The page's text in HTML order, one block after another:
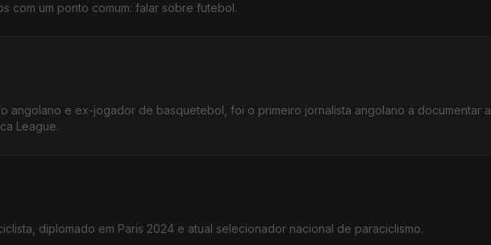
com um ponto comum: falar sobre futebol.
angolano e ex-jogador de basquetebol, foi o primeiro jornalista angolano a documentar a
League.
diplomado em Paris 2024 e atual selecionador nacional de paraciclismo.